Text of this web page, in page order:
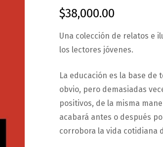
$38,000.00
Una colección de relatos e
los lectores jóvenes.
La educación es la base de
obvio, pero demasiadas
positivos, de la misma
acabará antes o después
corrobora la vida cotidiana